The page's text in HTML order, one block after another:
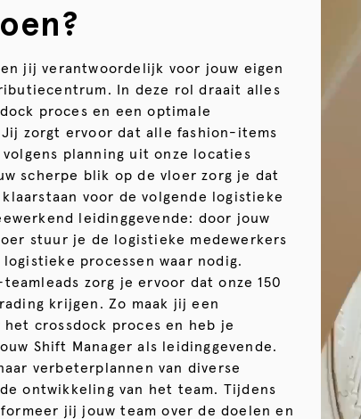
jij verantwoordelijk voor jouw eigen
In deze rol draait alles
proces en een optimale
zorgt ervoor dat alle fashion-items
planning uit onze locaties
scherpe blik op de vloer zorg je dat
voor de volgende logistieke
leidinggevende: door jouw
stuur je de logistieke medewerkers
processen waar nodig.
zorg je ervoor dat onze 150
krijgen. Zo maak jij een
crossdock proces en heb je
Shift Manager als leidinggevende.
verbeterplannen van diverse
ontwikkeling van het team. Tijdens
jij jouw team over de doelen en